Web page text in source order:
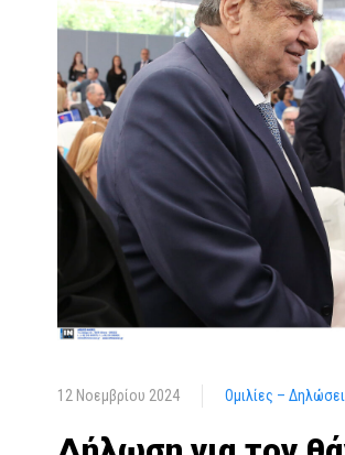
12 Νοεμβρίου 2024 Ομιλίες –